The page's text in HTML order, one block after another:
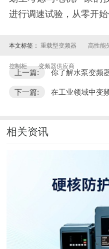
进行调速试验，从零开
本文标签： 重载型变频器 高性能
控制柜 变频器供应商
上一篇: 你了解水泵变频
下一篇: 在工业领域中变
相关资讯